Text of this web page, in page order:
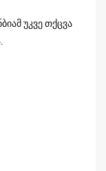
უკვე თქცვა